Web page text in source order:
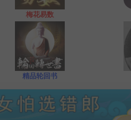
梅花易数
精品轮回书